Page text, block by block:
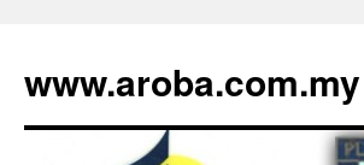
www.aroba.com.my